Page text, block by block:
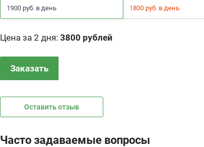
1900 руб. в день 1800 руб. в день
Цена за 2 дня: 3800 рублей
Заказать
Оставить отзыв
Часто задаваемые вопросы